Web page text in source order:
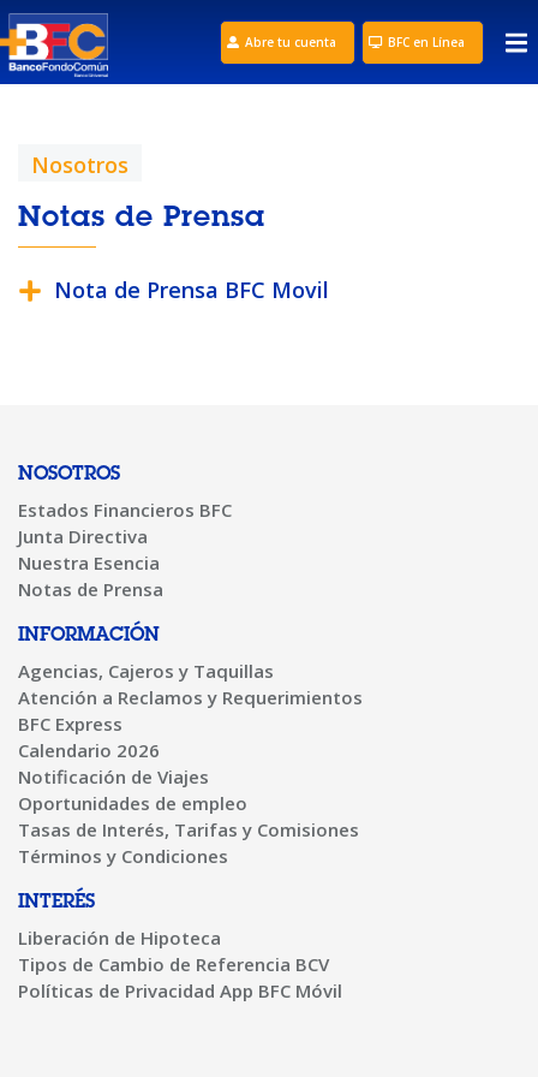
Abre tu cuenta BFC en Línea
Nosotros
Notas de Prensa
Nota de Prensa BFC Movil
NOSOTROS
Estados Financieros BFC
Junta Directiva
Nuestra Esencia
Notas de Prensa
INFORMACIÓN
Agencias, Cajeros y Taquillas
Atención a Reclamos y Requerimientos
BFC Express
Calendario 2026
Notificación de Viajes
Oportunidades de empleo
Tasas de Interés, Tarifas y Comisiones
Términos y Condiciones
INTERÉS
Liberación de Hipoteca
Tipos de Cambio de Referencia BCV
Políticas de Privacidad App BFC Móvil